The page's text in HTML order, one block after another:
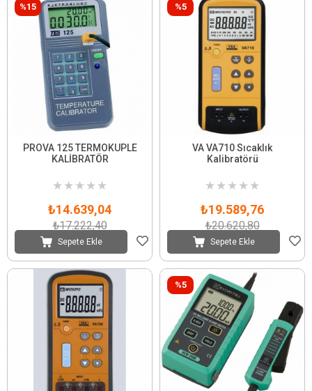
PROVA 125 TERMOKUPLE
KALİBRATÖR
★ ★ ★ ★ ★
₺14.639,04
₺17.222,40
Sepete Ekle
%15
VA VA710 Sıcaklık
Kalibratörü
★ ★ ★ ★ ★
₺19.589,76
₺20.620,80
Sepete Ekle
%5
%5